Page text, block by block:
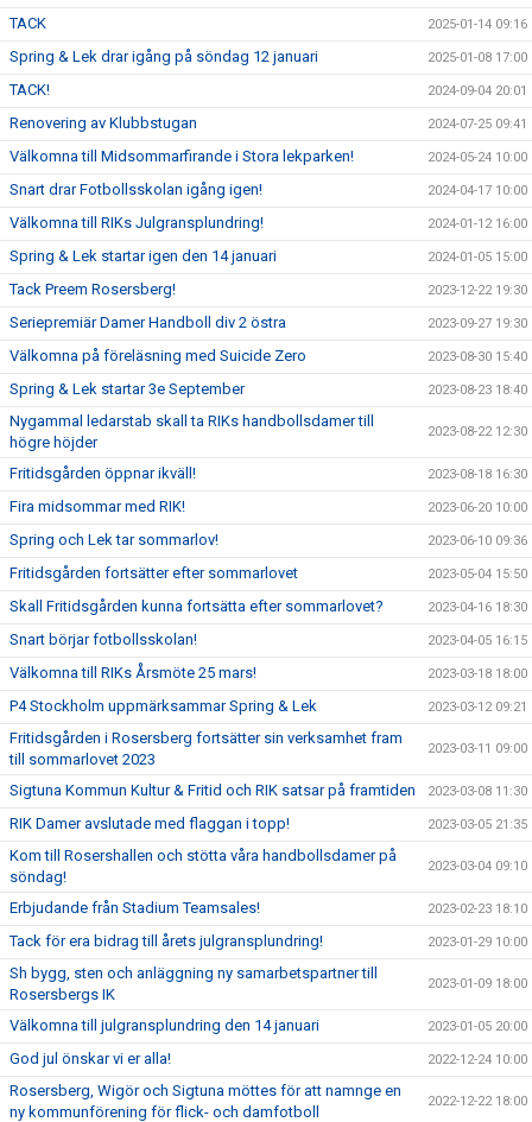
TACK 2025-01-14 09:16
Spring & Lek drar igång på söndag 12 januari 2025-01-08 17:00
TACK! 2024-09-04 20:01
Renovering av Klubbstugan 2024-07-25 09:41
Välkomna till Midsommarfirande i Stora lekparken! 2024-05-24 10:00
Snart drar Fotbollsskolan igång igen! 2024-04-17 10:00
Välkomna till RIKs Julgransplundring! 2024-01-12 16:00
Spring & Lek startar igen den 14 januari 2024-01-05 15:00
Tack Preem Rosersberg! 2023-12-22 19:30
Seriepremiär Damer Handboll div 2 östra 2023-09-27 19:30
Välkomna på föreläsning med Suicide Zero 2023-08-30 15:40
Spring & Lek startar 3e September 2023-08-23 18:40
Nygammal ledarstab skall ta RIKs handbollsdamer till
högre höjder
2023-08-22 12:30
Fritidsgården öppnar ikväll! 2023-08-18 16:30
Fira midsommar med RIK! 2023-06-20 10:00
Spring och Lek tar sommarlov! 2023-06-10 09:36
Fritidsgården fortsätter efter sommarlovet 2023-05-04 15:50
Skall Fritidsgården kunna fortsätta efter sommarlovet? 2023-04-16 18:30
Snart börjar fotbollsskolan! 2023-04-05 16:15
Välkomna till RIKs Årsmöte 25 mars! 2023-03-18 18:00
P4 Stockholm uppmärksammar Spring & Lek 2023-03-12 09:21
Fritidsgården i Rosersberg fortsätter sin verksamhet fram
till sommarlovet 2023
2023-03-11 09:00
Sigtuna Kommun Kultur & Fritid och RIK satsar på framtiden 2023-03-08 11:30
RIK Damer avslutade med flaggan i topp! 2023-03-05 21:35
Kom till Rosershallen och stötta våra handbollsdamer på
söndag!
2023-03-04 09:10
Erbjudande från Stadium Teamsales! 2023-02-23 18:10
Tack för era bidrag till årets julgransplundring! 2023-01-29 10:00
Sh bygg, sten och anläggning ny samarbetspartner till
Rosersbergs IK
2023-01-09 18:00
Välkomna till julgransplundring den 14 januari 2023-01-05 20:00
God jul önskar vi er alla! 2022-12-24 10:00
Rosersberg, Wigör och Sigtuna möttes för att namnge en
ny kommunförening för flick- och damfotboll
2022-12-22 18:00